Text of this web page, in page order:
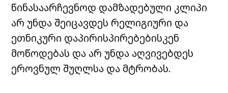
წინასაარჩევნოდ დამზადებული კლიპი
არ უნდა შეიცავდეს რელიგიური და
ეთნიკური დაპირისპირებებისკენ
მოწოდებას და არ უნდა აღვივებდეს
ეროვნულ შუღლსა და მტრობას.